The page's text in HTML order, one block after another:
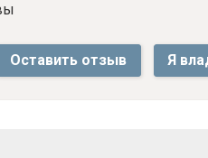
Оставить отзыв Я